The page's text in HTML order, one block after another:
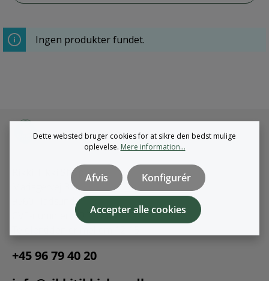
Ingen produkter fundet.
Rikki Tikki Shop
CVR-nummer: 39142805
+45 96 79 40 20
Dette websted bruger cookies for at sikre den bedst mulige
oplevelse. Mere information...
Afvis Konfigurér
Accepter alle cookies